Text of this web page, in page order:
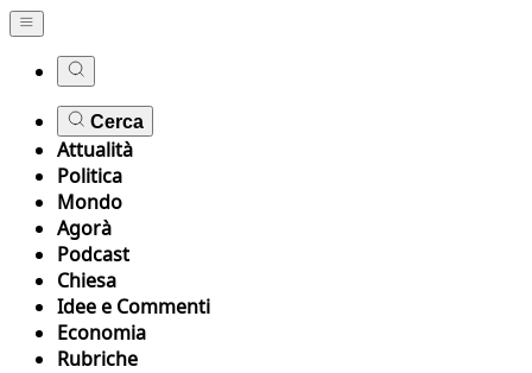
Cerca
Attualità
Politica
Mondo
Agorà
Podcast
Chiesa
Idee e Commenti
Economia
Rubriche